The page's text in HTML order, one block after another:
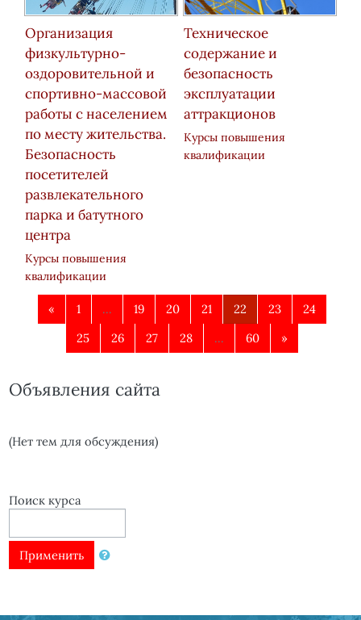
Организация
физкультурно-
оздоровительной и
спортивно-массовой
работы с населением
по месту жительства.
Безопасность
посетителей
развлекательного
парка и батутного
центра
Курсы повышения
квалификации
Техническое
содержание и
безопасность
эксплуатации
аттракционов
Курсы повышения
квалификации
«Назад
1 … 19 20 21 22(текущая)
23
24
25
26 27 28 … 60 »
Объявления сайта
(Нет тем для обсуждения)
Поиск курса
Применить